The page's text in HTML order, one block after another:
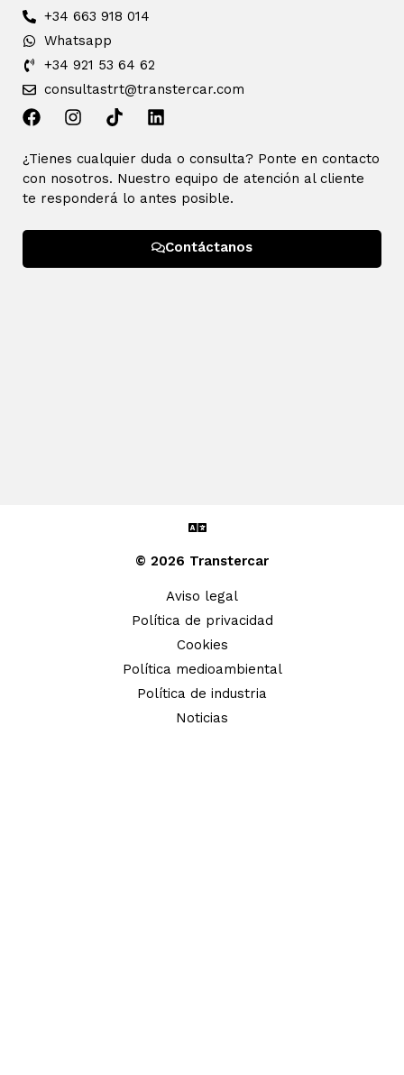
+34 663 918 014
Whatsapp
+34 921 53 64 62
consultastrt@transtercar.com
¿Tienes cualquier duda o consulta? Ponte en contacto
con nosotros. Nuestro equipo de atención al cliente
te responderá lo antes posible.
Contáctanos
Aviso legal
Política de privacidad
Cookies
Política medioambiental
Política de industria
Noticias
© 2026 Transtercar